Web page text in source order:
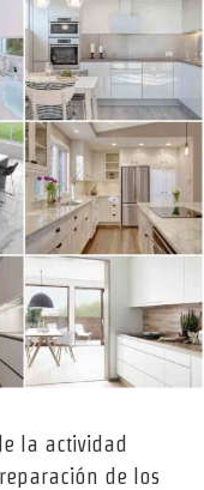
la actividad
de los